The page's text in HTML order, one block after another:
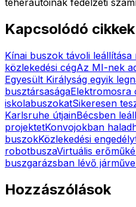
Kapcsolódó
Kínai buszok távoli
közlekedési cégAz MI-nek
Egyesült Királyság egyik
busztársaságaElektromosra
iskolabuszokatSikeresen
Karlsruhe útjainBécsben
projektetKonvojokban
buszokKözlekedési
robotbuszaVirtuális
buszgarázsban lévő
Hozzászólások